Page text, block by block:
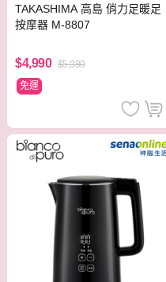
TAKASHIMA 高島 俏力足暖足
按摩器 M-8807
$4,990 $5,980
免運